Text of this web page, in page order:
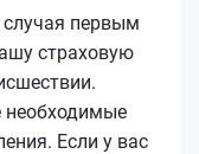
случая первым
страховую
необходимые
Если у вас